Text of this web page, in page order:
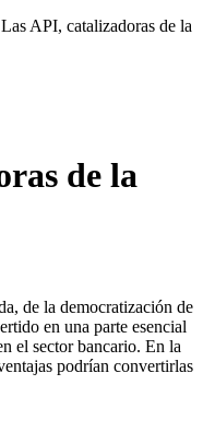
Las API, catalizadoras de la
de la
de la democratización de
en una parte esencial
el sector bancario. En la
podrían convertirlas